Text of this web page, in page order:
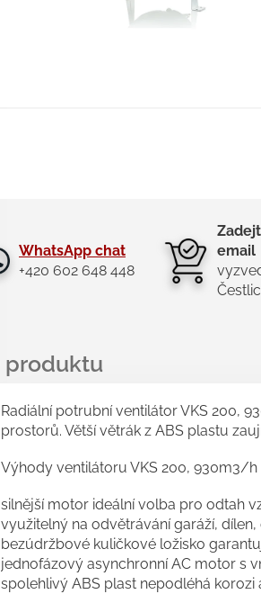
WhatsApp chat
+420 602 648 448
email
Radiální potrubní ventilátor VKS 200,
prostorů. Větší větrák z ABS plastu
Výhody ventilátoru VKS 200, 930m3/h
silnější motor ideální volba pro odtah
využitelný na odvětrávání garáží,
bezúdržbové kuličkové ložisko
jednofázový asynchronní AC motor s
spolehlivý ABS plast nepodléhá